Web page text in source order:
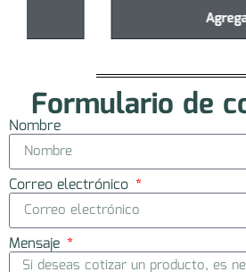
Agregar al carrito
Formulario de
Nombre
Correo electrónico
Mensaje